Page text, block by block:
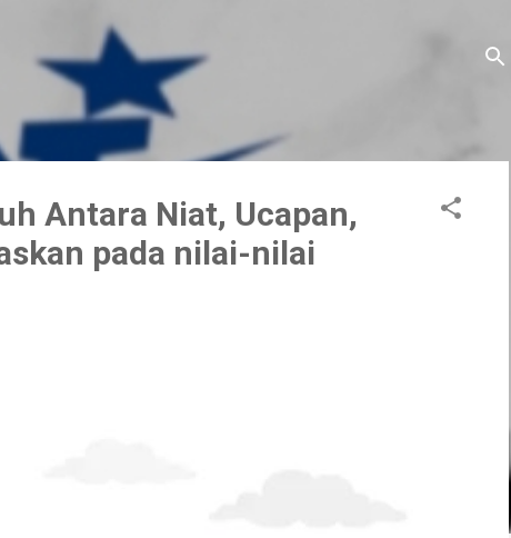
konten utama
Antara Niat, Ucapan,
pada nilai-nilai